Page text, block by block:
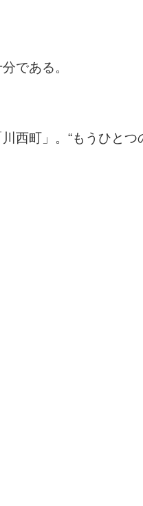
である。
西町」。“もうひとつ